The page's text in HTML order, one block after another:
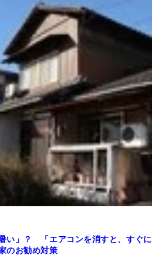
い」？ 「エアコンを消すと、すぐに
のお勧め対策